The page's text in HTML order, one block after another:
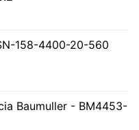
158-4400-20-560
Baumuller - BM4453-